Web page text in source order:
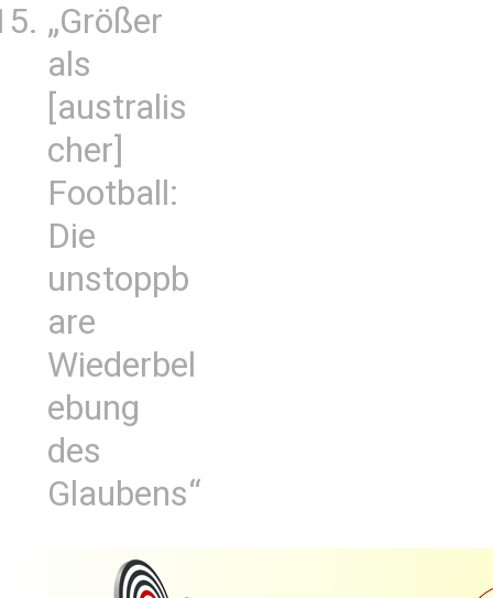
„Größer
als
[australis
cher]
Football:
Die
unstoppb
are
Wiederbel
ebung
des
Glaubens“